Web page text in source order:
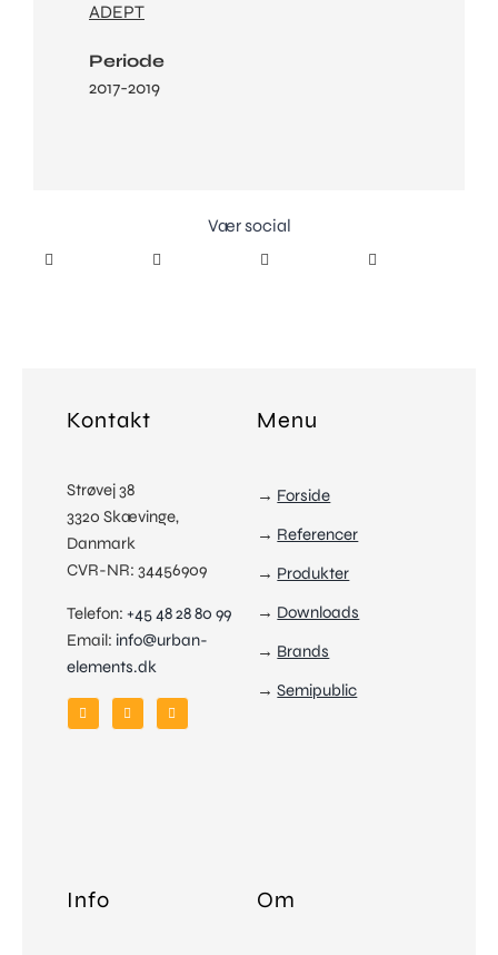
ADEPT
Periode
2017-2019
Vær social
Kontakt
Strøvej 38
3320 Skævinge,
Danmark
CVR-NR: 34456909
Telefon: +45 48 28 80 99
Email: info@urban-
elements.dk
Menu
→ Forside
→ Referencer
→ Produkter
→ Downloads
→ Brands
→Semipublic
Info Om